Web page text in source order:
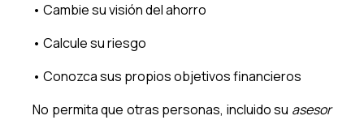
• Cambie su visión del ahorro
• Calcule su riesgo
• Conozca sus propios objetivos financieros
No permita que otras personas, incluido su asesor